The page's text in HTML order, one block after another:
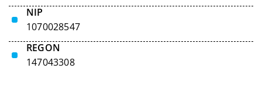
NIP
1070028547
REGON
147043308